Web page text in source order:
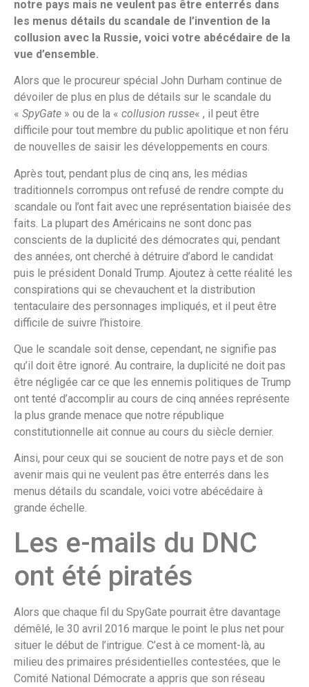
notre pays mais ne veulent pas être enterrés dans
les menus détails du scandale de l’invention de la
collusion avec la Russie, voici votre abécédaire de la
vue d’ensemble.
Alors que le procureur spécial John Durham continue de
dévoiler de plus en plus de détails sur le scandale du
« SpyGate » ou de la « collusion russe« , il peut être
difficile pour tout membre du public apolitique et non féru
de nouvelles de saisir les développements en cours.
Après tout, pendant plus de cinq ans, les médias
traditionnels corrompus ont refusé de rendre compte du
scandale ou l’ont fait avec une représentation biaisée des
faits. La plupart des Américains ne sont donc pas
conscients de la duplicité des démocrates qui, pendant
des années, ont cherché à détruire d’abord le candidat
puis le président Donald Trump. Ajoutez à cette réalité les
conspirations qui se chevauchent et la distribution
tentaculaire des personnages impliqués, et il peut être
difficile de suivre l’histoire.
Que le scandale soit dense, cependant, ne signifie pas
qu’il doit être ignoré. Au contraire, la duplicité ne doit pas
être négligée car ce que les ennemis politiques de Trump
ont tenté d’accomplir au cours de cinq années représente
la plus grande menace que notre république
constitutionnelle ait connue au cours du siècle dernier.
Ainsi, pour ceux qui se soucient de notre pays et de son
avenir mais qui ne veulent pas être enterrés dans les
menus détails du scandale, voici votre abécédaire à
grande échelle.
Les e-mails du DNC
ont été piratés
Alors que chaque fil du SpyGate pourrait être davantage
démêlé, le 30 avril 2016 marque le point le plus net pour
situer le début de l’intrigue. C’est à ce moment-là, au
milieu des primaires présidentielles contestées, que le
Comité National Démocrate a appris que son réseau